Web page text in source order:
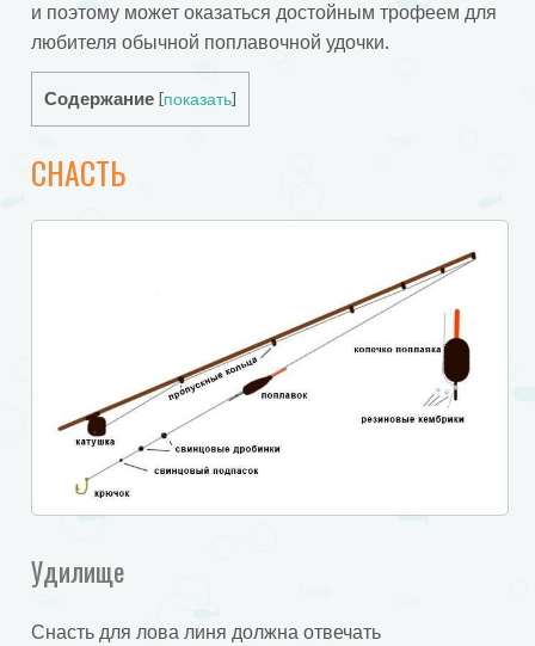
и поэтому может оказаться достойным трофеем для
любителя обычной поплавочной удочки.
Содержание показать]
СНАСТЬ
Удилище
Снасть для лова линя должна отвечать